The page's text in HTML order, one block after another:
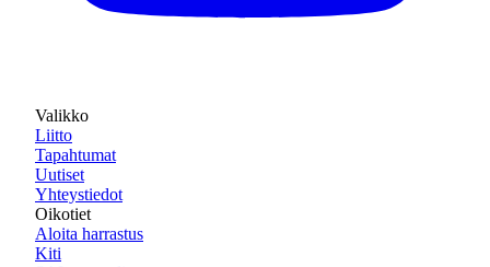
Valikko
Liitto
Tapahtumat
Uutiset
Yhteystiedot
Oikotiet
Aloita harrastus
Kiti